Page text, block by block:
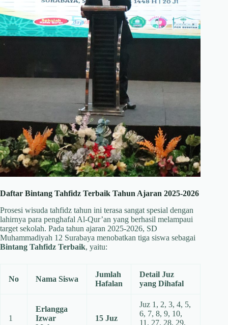
Daftar Bintang Tahfidz Terbaik Tahun Ajaran 2025-2026
Prosesi wisuda tahfidz tahun ini terasa sangat spesial dengan
lahirnya para penghafal Al-Qur’an yang berhasil melampaui
target sekolah. Pada tahun ajaran 2025-2026, SD
Muhammadiyah 12 Surabaya menobatkan tiga siswa sebagai
Bintang Tahfidz Terbaik, yaitu:
No Nama Siswa
Jumlah
Hafalan
Detail Juz
yang Dihafal
1
Erlangga
Izwar
15 Juz
Juz 1, 2, 3, 4, 5,
6, 7, 8, 9, 10,
11, 27, 28, 29,